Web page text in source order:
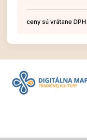
ceny sú vrátane DPH